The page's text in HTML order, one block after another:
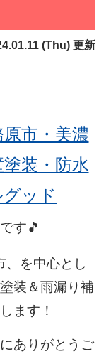
(Thu) 更新
市・美濃
装・防水
ッド
す🎵
、を中心とし
装＆雨漏り補
ます！
ありがとうご